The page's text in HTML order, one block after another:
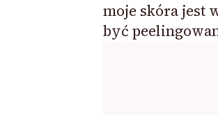
moje skóra jest
być